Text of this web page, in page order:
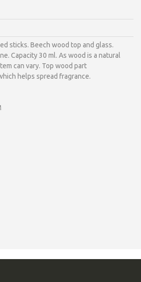
sticks. Beech wood top and glass.
Capacity 30 ml. As wood is a natural
can vary. Top wood part
helps spread fragrance.